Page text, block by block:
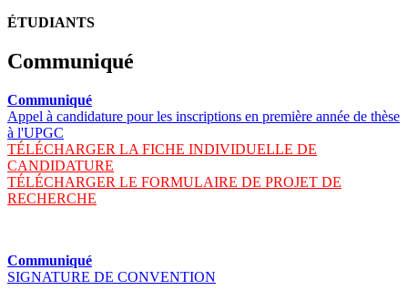
ÉTUDIANTS
Communiqué
Communiqué
Appel à candidature pour les inscriptions en première année de thèse
à l'UPGC
TÉLÉCHARGER LA FICHE INDIVIDUELLE DE
CANDIDATURE
TÉLÉCHARGER LE FORMULAIRE DE PROJET DE
RECHERCHE
Communiqué
SIGNATURE DE CONVENTION